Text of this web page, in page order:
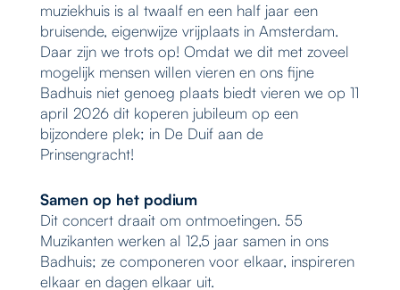
muziekhuis is al twaalf en een half jaar een
bruisende, eigenwijze vrijplaats in Amsterdam.
Daar zijn we trots op! Omdat we dit met zoveel
mogelijk mensen willen vieren en ons fijne
Badhuis niet genoeg plaats biedt vieren we op 11
april 2026 dit koperen jubileum op een
bijzondere plek; in De Duif aan de
Prinsengracht!
Samen op het podium
Dit concert draait om ontmoetingen. 55
Muzikanten werken al 12,5 jaar samen in ons
Badhuis; ze componeren voor elkaar, inspireren
elkaar en dagen elkaar uit.